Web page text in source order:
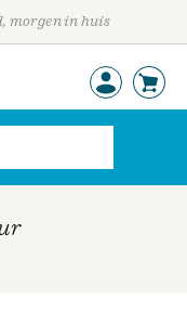
morgen in huis